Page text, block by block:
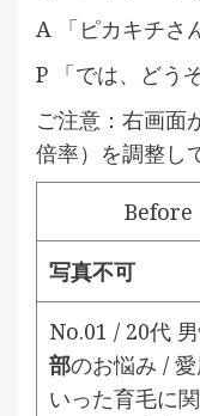
A 「ピカキチさ
P 「では、どう
ご注意：右画面
倍率）を調整し
Before
写真不可
No.01 / 20代
部のお悩み /
いった育毛に